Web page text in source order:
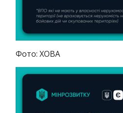
Фото: ХОВА